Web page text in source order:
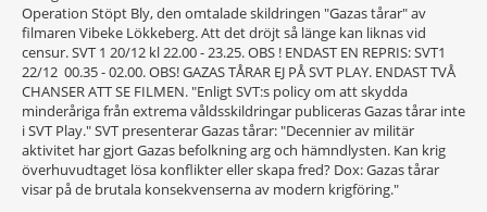
Operation Stöpt Bly, den omtalade skildringen "Gazas tårar" av
filmaren Vibeke Lökkeberg. Att det dröjt så länge kan liknas vid
censur. SVT 1 20/12 kl 22.00 - 23.25. OBS ! ENDAST EN REPRIS: SVT1
22/12 00.35 - 02.00. OBS! GAZAS TÅRAR EJ PÅ SVT PLAY. ENDAST TVÅ
CHANSER ATT SE FILMEN. "Enligt SVT:s policy om att skydda
minderåriga från extrema våldsskildringar publiceras Gazas tårar inte
i SVT Play." SVT presenterar Gazas tårar: "Decennier av militär
aktivitet har gjort Gazas befolkning arg och hämndlysten. Kan krig
överhuvudtaget lösa konflikter eller skapa fred? Dox: Gazas tårar
visar på de brutala konsekvenserna av modern krigföring."